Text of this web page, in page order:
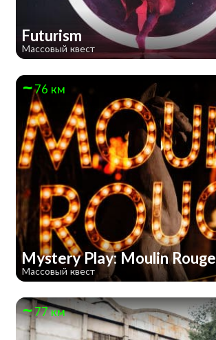
Futurism
Массовый квест
76 км
Mystery Play: Moulin Rouge
Массовый квест
77 км